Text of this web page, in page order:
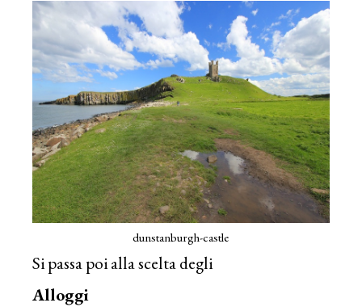
dunstanburgh-castle
Si passa poi alla scelta degli
Alloggi